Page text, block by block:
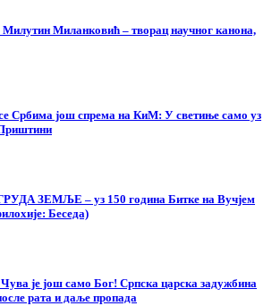
Миланковић – творац научног канона,
Србима још спрема на КиМ: У светиње само уз
ЗЕМЉЕ – уз 150 година Битке на Вучјем
Беседа)
је још само Бог! Српска царска задужбина
рата и даље пропада